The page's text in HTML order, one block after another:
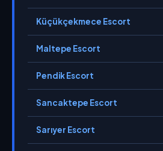
Küçükçekmece Escort
Maltepe Escort
Pendik Escort
Sancaktepe Escort
Sarıyer Escort